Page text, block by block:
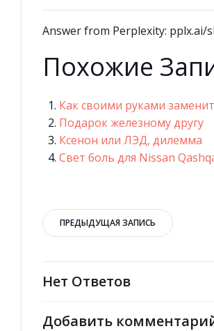
Answer from Perplexity: pplx.ai/
Похожие
Как своими руками
Подарок железному другу
Ксенон или ЛЭД, дилемма
Свет боль для Nissan
Навигация
по
записям
ПРЕДЫДУЩАЯ ЗАПИСЬ
Нет Ответов
Добавить